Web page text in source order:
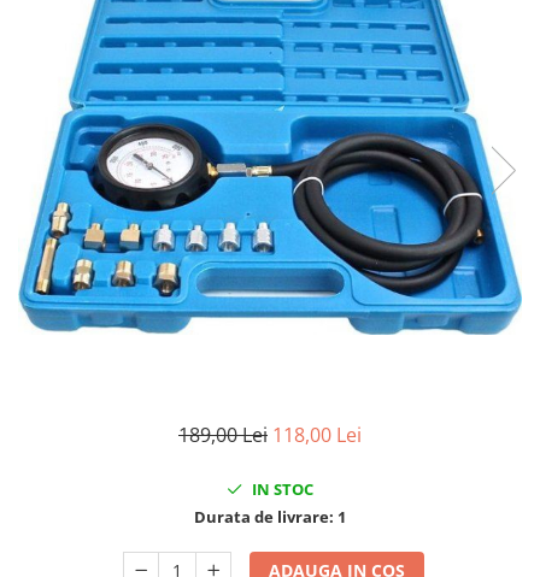
Clesti universali
Clima/Aer conditionat
Cricuri cutie viteze
Dispozitive de sablat & accesorii
Dispozitive spalat piese
Dulapuri Bancuri Carucioare
Bancuri de lucru
Carucioare pentru marfa
Cutii pentru scule
Dulapuri echipate
Magneti fixare sudura
189,00 Lei 118,00 Lei
IN STOC
Durata de livrare: 1
ADAUGA IN COS